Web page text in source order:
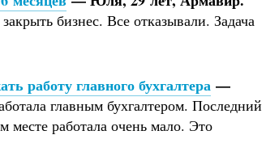
бизнес. Все отказывали. Задача
работу главного бухгалтера —
главным бухгалтером. Последний
месте работала очень мало. Это